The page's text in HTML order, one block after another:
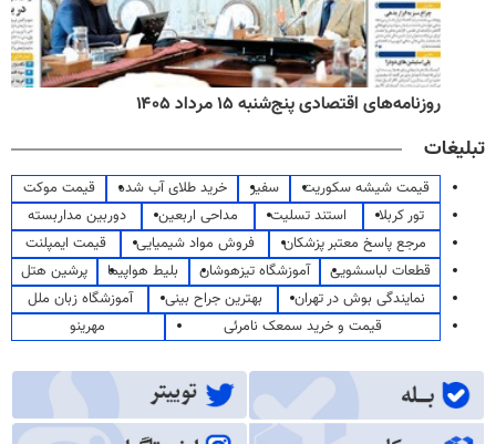
روزنامه‌های اقتصادی پنج‌شنبه ۱۵ مرداد ۱۴۰۵
تبلیغات
قیمت شیشه سکوریت سفیر خرید طلای آب شده
قیمت موکت
تور کربلا
استند تسلیت مداحی اربعین
دوربین مداربسته
مرجع پاسخ معتبر پزشکان
فروش مواد شیمیایی
قیمت ایمپلنت
قطعات لباسشویی
آموزشگاه تیزهوشان بلیط هواپیما
پرشین هتل
نمایندگی بوش در تهران
بهترین جراح بینی
آموزشگاه زبان ملل
قیمت و خرید سمعک نامرئی
مهرینو